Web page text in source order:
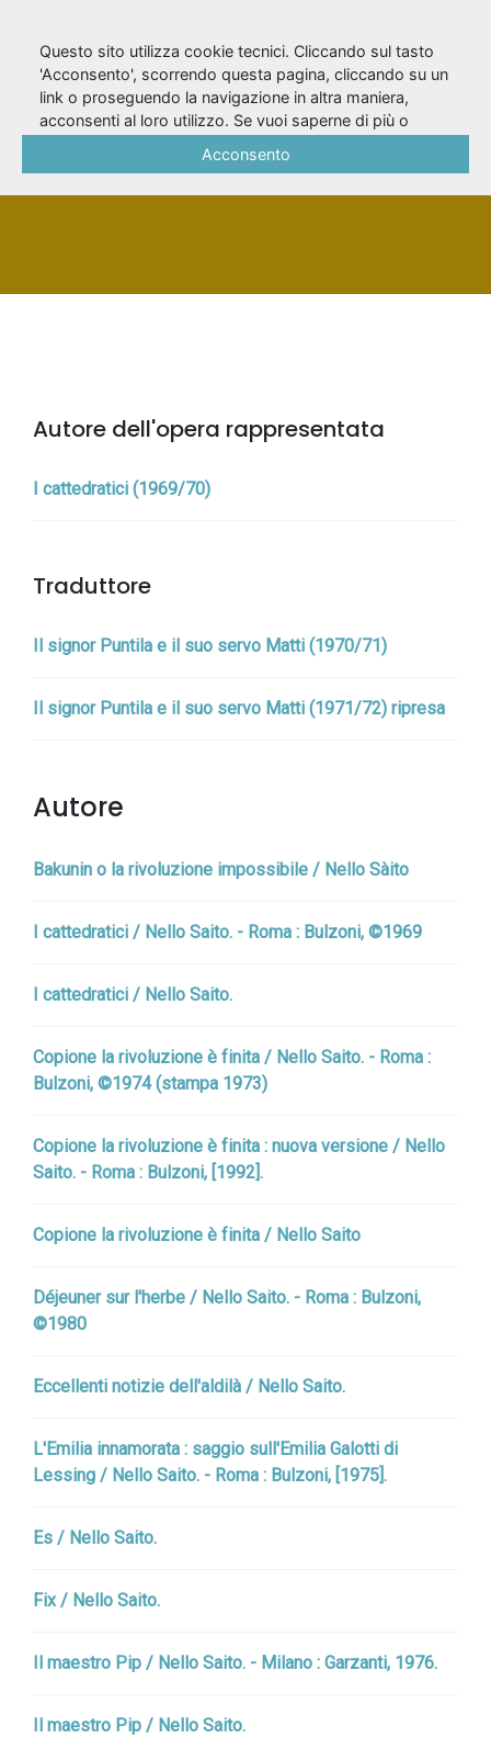
Sàito, Nello
PERSONA
Autore dell'opera rappresentata
I cattedratici (1969/70)
Traduttore
Il signor Puntila e il suo servo Matti (1970/71)
Il signor Puntila e il suo servo Matti (1971/72) ripresa
Autore
Bakunin o la rivoluzione impossibile / Nello Sàito
I cattedratici / Nello Saito. - Roma : Bulzoni, ©1969
I cattedratici / Nello Saito.
Copione la rivoluzione è finita / Nello Saito. - Roma :
Bulzoni, ©1974 (stampa 1973)
Copione la rivoluzione è finita : nuova versione / Nello
Saito. - Roma : Bulzoni, [1992].
Copione la rivoluzione è finita / Nello Saito
Déjeuner sur l'herbe / Nello Saito. - Roma : Bulzoni,
©1980
Eccellenti notizie dell'aldilà / Nello Saito.
L'Emilia innamorata : saggio sull'Emilia Galotti di
Lessing / Nello Saito. - Roma : Bulzoni, [1975].
Es / Nello Saito.
Fix / Nello Saito.
Il maestro Pip / Nello Saito. - Milano : Garzanti, 1976.
Il maestro Pip / Nello Saito.
Questo sito utilizza cookie tecnici. Cliccando sul tasto
'Acconsento', scorrendo questa pagina, cliccando su un
link o proseguendo la navigazione in altra maniera,
acconsenti al loro utilizzo. Se vuoi saperne di più o
Acconsento